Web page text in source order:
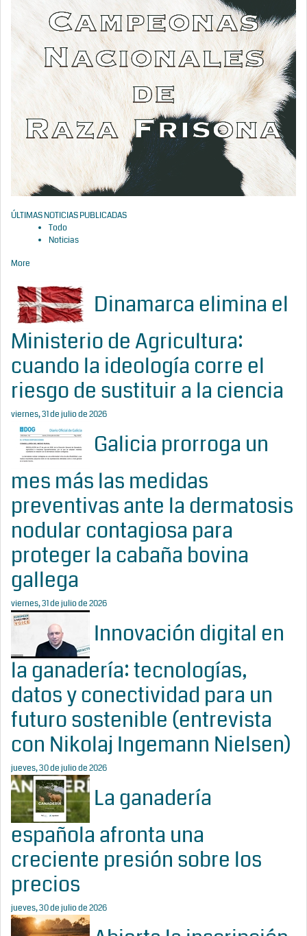
ÚLTIMAS NOTICIAS PUBLICADAS
Todo
Noticias
More
Dinamarca elimina el
Ministerio de Agricultura:
cuando la ideología corre el
riesgo de sustituir a la ciencia
viernes, 31 de julio de 2026
Galicia prorroga un
mes más las medidas
preventivas ante la dermatosis
nodular contagiosa para
proteger la cabaña bovina
gallega
viernes, 31 de julio de 2026
Innovación digital en
la ganadería: tecnologías,
datos y conectividad para un
futuro sostenible (entrevista
con Nikolaj Ingemann Nielsen)
jueves, 30 de julio de 2026
La ganadería
española afronta una
creciente presión sobre los
precios
jueves, 30 de julio de 2026